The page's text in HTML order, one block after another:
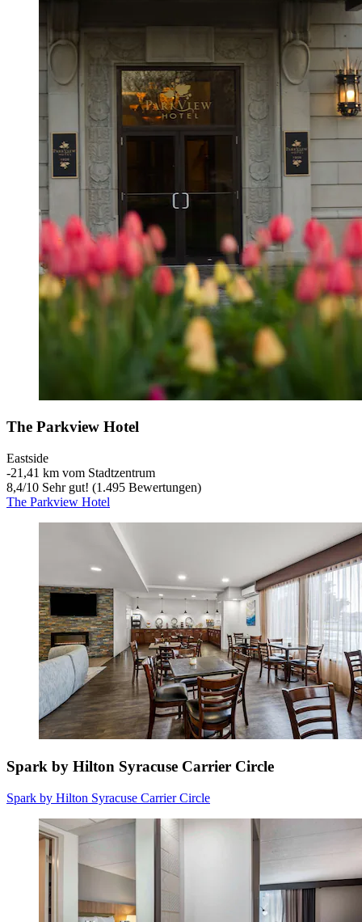
The Parkview Hotel
Eastside
‐21,41 km vom Stadtzentrum
8,4/10 Sehr gut! (1.495 Bewertungen)
The Parkview Hotel
Spark by Hilton Syracuse Carrier Circle
Spark by Hilton Syracuse Carrier Circle